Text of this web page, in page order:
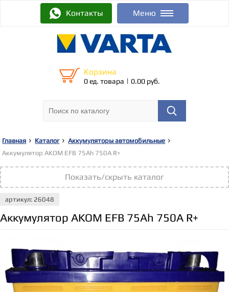
Контакты Меню
Корзина
0 ед. товара | 0.00 руб.
Главная Каталог
Аккумуляторы автомобильные
Аккумулятор AKOM EFB 75Ah 750A R+
Показать/скрыть каталог
артикул: 26048
Аккумулятор AKOM EFB 75Ah 750A R+